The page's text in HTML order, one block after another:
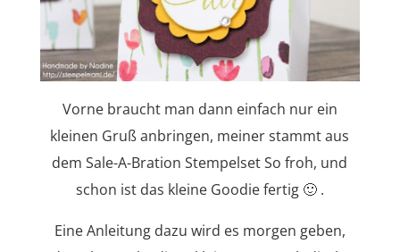
Vorne braucht man dann einfach nur ein
kleinen Gruß anbringen, meiner stammt aus
dem Sale-A-Bration Stempelset So froh, und
schon ist das kleine Goodie fertig 🙂 .
Eine Anleitung dazu wird es morgen geben,